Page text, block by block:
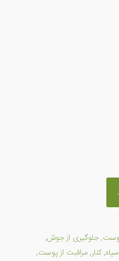
, جلوگیری از جوش,
, کنار, مراقبت از پوست,